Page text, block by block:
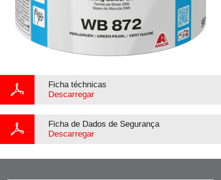
Ficha téchnicas
Descarregar
Ficha de Dados de Segurança
Descarregar